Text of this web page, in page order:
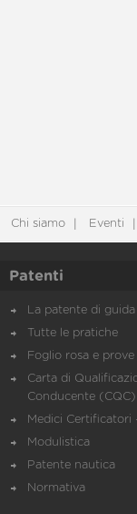
Chi siamo Eventi
Patenti
La patente di guida
Tutte le pratiche
Foglio rosa e prove
Carta di
Conducente (CQC)
Medici Certificatori
Modulistica
Patente nautica
Normativa